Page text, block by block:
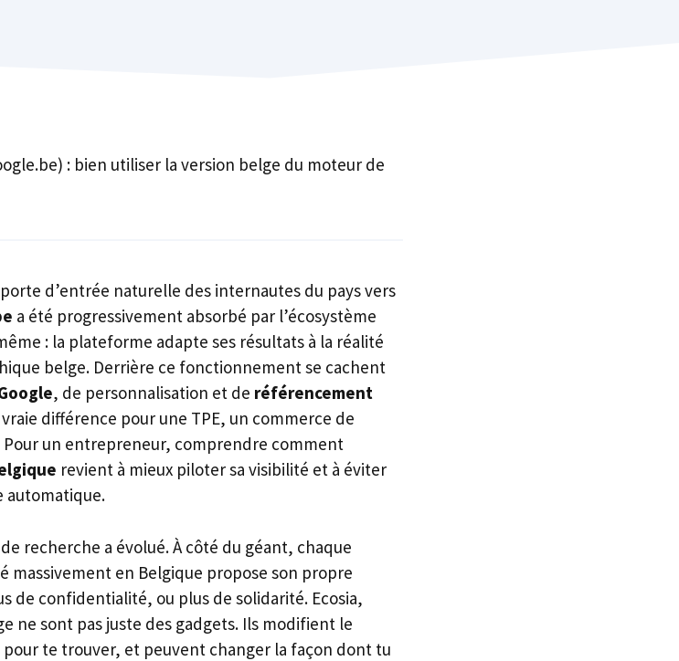
: bien utiliser la version belge du moteur de
d’entrée naturelle des internautes du pays vers
a été progressivement absorbé par l’écosystème
: la plateforme adapte ses résultats à la réalité
belge. Derrière ce fonctionnement se cachent
, de personnalisation et de référencement
différence pour une TPE, un commerce de
un entrepreneur, comprendre comment
revient à mieux piloter sa visibilité et à éviter
automatique.
recherche a évolué. À côté du géant, chaque
massivement en Belgique propose son propre
de confidentialité, ou plus de solidarité. Ecosia,
ne sont pas juste des gadgets. Ils modifient le
te trouver, et peuvent changer la façon dont tu